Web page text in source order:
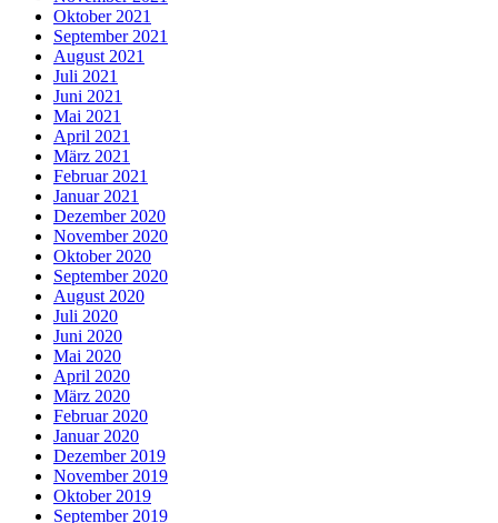
Oktober 2021
September 2021
August 2021
Juli 2021
Juni 2021
Mai 2021
April 2021
März 2021
Februar 2021
Januar 2021
Dezember 2020
November 2020
Oktober 2020
September 2020
August 2020
Juli 2020
Juni 2020
Mai 2020
April 2020
März 2020
Februar 2020
Januar 2020
Dezember 2019
November 2019
Oktober 2019
September 2019